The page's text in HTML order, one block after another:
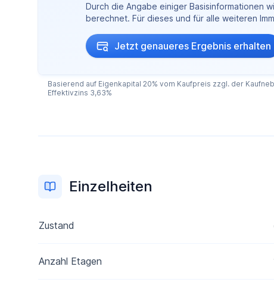
Durch die Angabe einiger Basisinformationen
berechnet. Für dieses und für alle weiteren
Jetzt genaueres Ergebnis erhalten
Basierend auf Eigenkapital 20% vom Kaufpreis zzgl. der
Effektivzins 3,63%
Einzelheiten
Zustand
Anzahl Etagen